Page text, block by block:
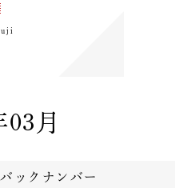
03月
ックナンバー